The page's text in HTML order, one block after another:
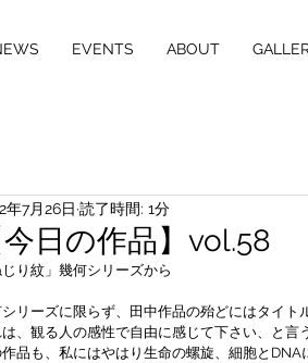
EVENTS ABOUT
今日の作品】vol.58
年7月26日 読了時間: 1分
じり紋」幾何シリーズから
リーズに限らず、田中作品の殆どにはタイト
、観る人の感性で自由に感じて下さい、と言
品も、私にはやはり生命の螺旋、細胞とDNA